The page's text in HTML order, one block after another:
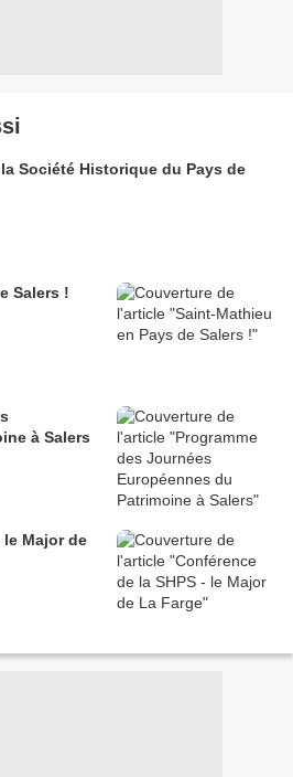
Société Historique du Pays de
Salers !
à Salers
le Major de